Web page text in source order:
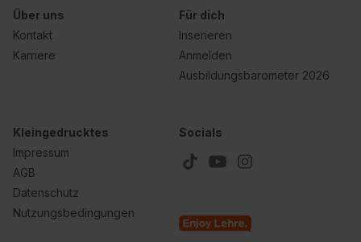
Über uns
Kontakt
Karriere
Für dich
Inserieren
Anmelden
Ausbildungsbarometer 2026
Kleingedrucktes
Impressum
AGB
Datenschutz
Nutzungsbedingungen
Socials